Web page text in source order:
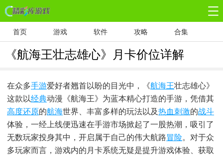
首页 游戏 软件 攻略 合集
《航海王壮志雄心》月卡价位详解
在众多手游爱好者翘首以盼的目光中，《航海王壮志雄心》
这款以经典动漫《航海王》为蓝本精心打造的手游，凭借其
高度还原的航海世界、丰富多样的玩法以及热血刺激的战斗
体验，一经上线便迅速在手游市场掀起了一股热潮，吸引了
无数玩家投身其中，开启属于自己的伟大航路冒险。对于众
多玩家而言，游戏内的月卡系统无疑是提升游戏体验、获取